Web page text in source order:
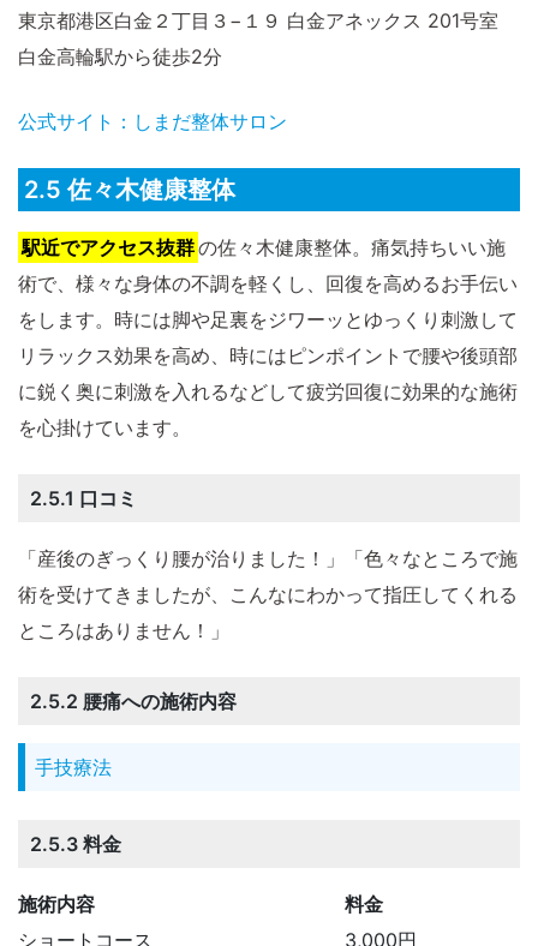
東京都港区白金２丁目３−１９ 白金アネックス 201号室
白金高輪駅から徒歩2分
公式サイト：しまだ整体サロン
2.5 佐々木健康整体
駅近でアクセス抜群の佐々木健康整体。痛気持ちいい施
術で、様々な身体の不調を軽くし、回復を高めるお手伝い
をします。時には脚や足裏をジワーッとゆっくり刺激して
リラックス効果を高め、時にはピンポイントで腰や後頭部
に鋭く奥に刺激を入れるなどして疲労回復に効果的な施術
を心掛けています。
2.5.1 口コミ
「産後のぎっくり腰が治りました！」「色々なところで施
術を受けてきましたが、こんなにわかって指圧してくれる
ところはありません！」
2.5.2 腰痛への施術内容
手技療法
2.5.3 料金
施術内容
料金
ショートコース
3,000円